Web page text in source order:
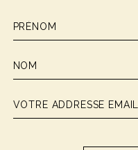
de boire le café? A
boire un petit café
de matinée.
déguster un café
mieux avec ce qu’il a,